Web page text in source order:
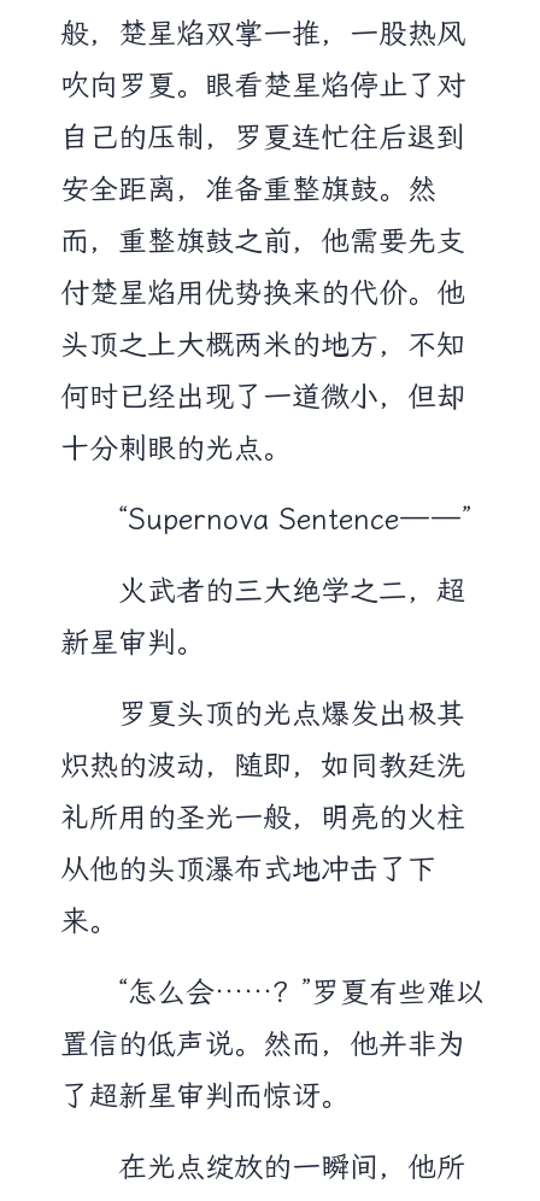
般，楚星焰双掌一推，一股热风
吹向罗夏。眼看楚星焰停止了对
自己的压制，罗夏连忙往后退到
安全距离，准备重整旗鼓。然
而，重整旗鼓之前，他需要先支
付楚星焰用优势换来的代价。他
头顶之上大概两米的地方，不知
何时已经出现了一道微小，但却
十分刺眼的光点。
“Supernova Sentence——”
火武者的三大绝学之二，超
新星审判。
罗夏头顶的光点爆发出极其
炽热的波动，随即，如同教廷洗
礼所用的圣光一般，明亮的火柱
从他的头顶瀑布式地冲击了下
来。
“怎么会……？”罗夏有些难以
置信的低声说。然而，他并非为
了超新星审判而惊讶。
在光点绽放的一瞬间，他所